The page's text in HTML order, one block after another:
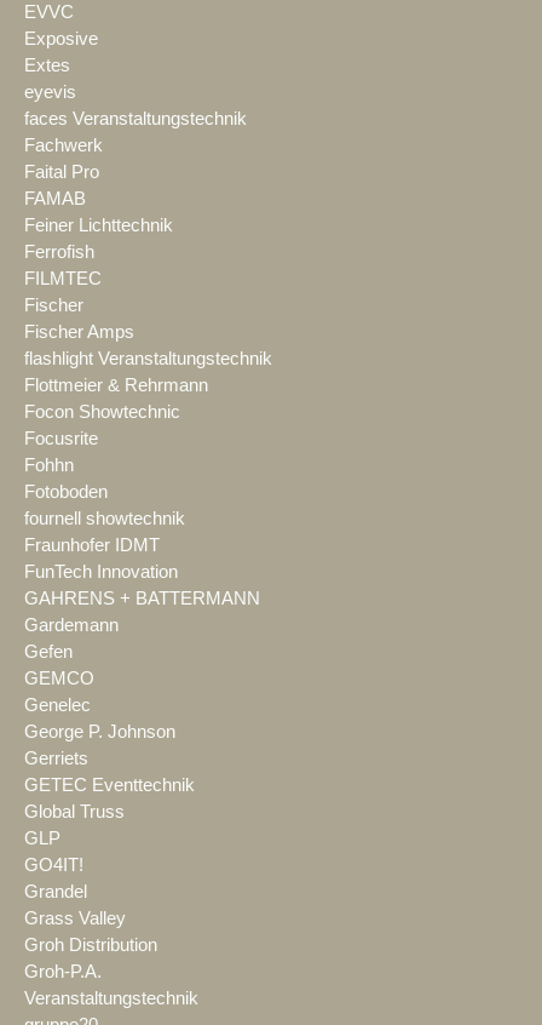
EVVC
Exposive
Extes
eyevis
faces Veranstaltungstechnik
Fachwerk
Faital Pro
FAMAB
Feiner Lichttechnik
Ferrofish
FILMTEC
Fischer
Fischer Amps
flashlight Veranstaltungstechnik
Flottmeier & Rehrmann
Focon Showtechnic
Focusrite
Fohhn
Fotoboden
fournell showtechnik
Fraunhofer IDMT
FunTech Innovation
GAHRENS + BATTERMANN
Gardemann
Gefen
GEMCO
Genelec
George P. Johnson
Gerriets
GETEC Eventtechnik
Global Truss
GLP
GO4IT!
Grandel
Grass Valley
Groh Distribution
Groh-P.A.
Veranstaltungstechnik